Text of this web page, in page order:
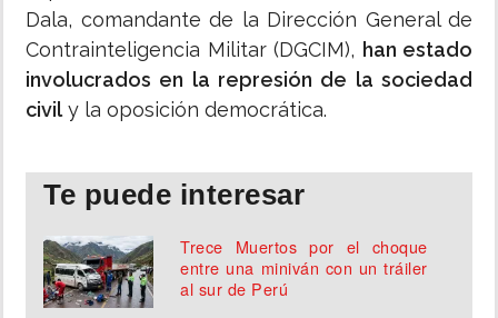
Dala, comandante de la Dirección General de
Contrainteligencia Militar (DGCIM), han estado
involucrados en la represión de la sociedad
civily la oposición democrática.
Te puede interesar
Trece Muertos por el choque
entre una miniván con un tráiler
al sur de Perú